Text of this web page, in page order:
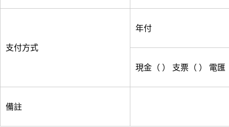
支付方式
年付
現金（ ） 支票（ ） 電匯
備註